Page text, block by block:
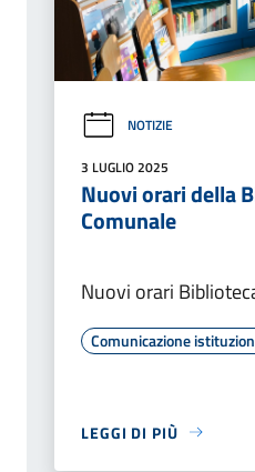
NOTIZIE
3 LUGLIO 2025
Nuovi orari della
Comunale
Nuovi orari
Comunicazione
LEGGI DI PIÙ